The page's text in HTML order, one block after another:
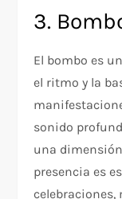
3.
El bombo es
el ritmo y la
sonido
una
presencia es
celebraciones,